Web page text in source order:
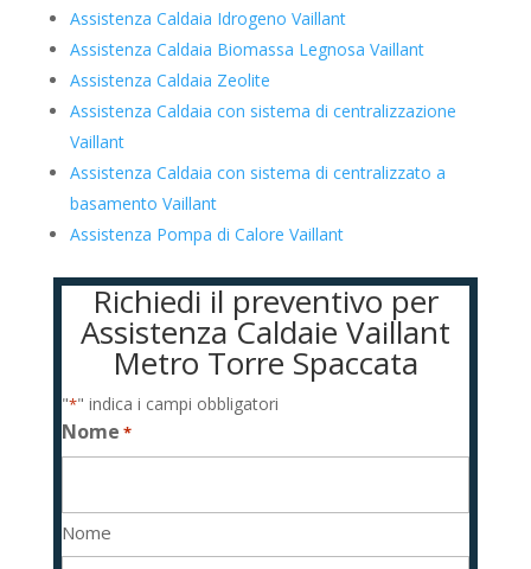
Assistenza Caldaia Idrogeno Vaillant
Assistenza Caldaia Biomassa Legnosa Vaillant
Assistenza Caldaia Zeolite
Assistenza Caldaia con sistema di centralizzazione
Vaillant
Assistenza Caldaia con sistema di centralizzato a
basamento Vaillant
Assistenza Pompa di Calore Vaillant
Richiedi il preventivo per
Assistenza Caldaie Vaillant
Metro Torre Spaccata
"*" indica i campi obbligatori
Nome *
Nome